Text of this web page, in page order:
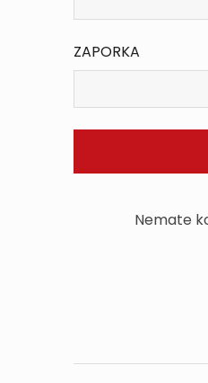
ZAPORKA
Nemate